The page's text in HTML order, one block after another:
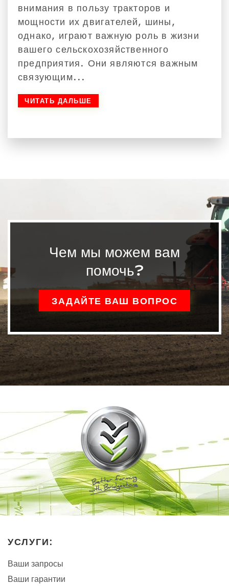
внимания в пользу тракторов и
мощности их двигателей, шины,
однако, играют важную роль в жизни
вашего сельскохозяйственного
предприятия. Они являются важным
связующим...
ЧИТАТЬ ДАЛЬШЕ
Чем мы можем вам
помочь?
ЗАДАЙТЕ ВАШ ВОПРОС
УСЛУГИ:
Ваши запросы
Ваши гарантии